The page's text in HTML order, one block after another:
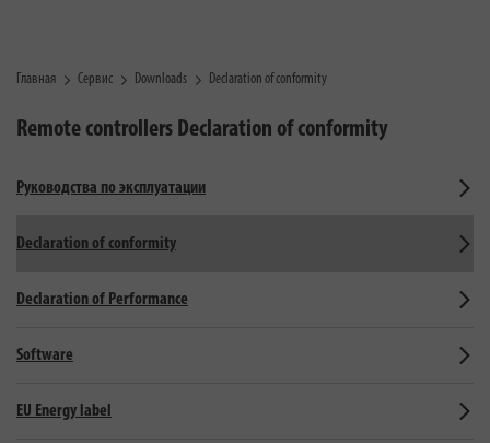
Главная Сервис Downloads Declaration of conformity
Remote controllers Declaration of conformity
Руководства по эксплуатации
Declaration of conformity
Declaration of Performance
Software
EU Energy label